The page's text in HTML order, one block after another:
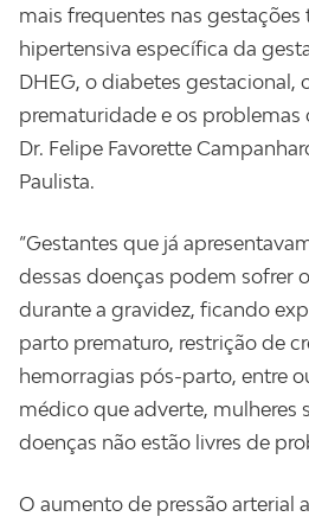
mais frequentes nas gestações
hipertensiva específica da
DHEG, o diabetes gestacional,
prematuridade e os problemas
Dr. Felipe Favorette
Paulista.
“Gestantes que já
dessas doenças podem sofrer
durante a gravidez, ficando
parto prematuro, restrição de
hemorragias pós-parto, entre
médico que adverte, mulheres
doenças não estão livres de
O aumento de pressão arterial